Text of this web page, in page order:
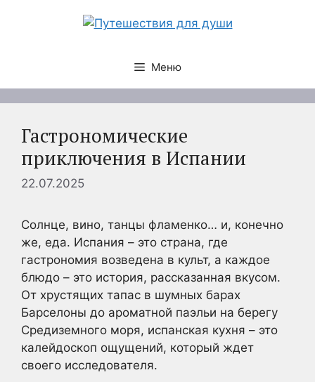
Меню
Гастрономические
приключения в Испании
22.07.2025
Солнце, вино, танцы фламенко… и, конечно
же, еда. Испания – это страна, где
гастрономия возведена в культ, а каждое
блюдо – это история, рассказанная вкусом.
От хрустящих тапас в шумных барах
Барселоны до ароматной паэльи на берегу
Средиземного моря, испанская кухня – это
калейдоскоп ощущений, который ждет
своего исследователя.